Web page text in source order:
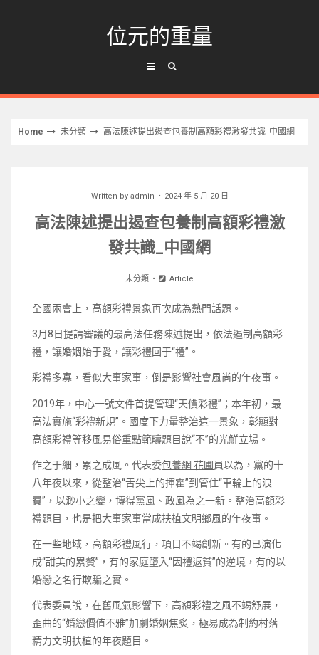
位元的重量
Home 未分類 高法陳述提出遏查包養制高額彩禮激發共識_中國網
Written by admin 2024 年 5 月 20 日
高法陳述提出遏查包養制高額彩禮激
發共識_中國網
未分類 Article
全國兩會上，高額彩禮景象再次成為熱門話題。
3月8日提請審議的最高法任務陳述提出，依法遏制高額彩
禮，讓婚姻始于愛，讓彩禮回于“禮”。
彩禮多寡，看似大事家事，倒是影響社會風尚的年夜事。
2019年，中心一號文件首提管理“天價彩禮”；本年初，最
高法實施“彩禮新規”。國度下力量整治這一景象，彰顯對
高額彩禮等移風易俗重點範疇題目說“不”的光鮮立場。
作之于細，累之成風。代表委包養網 花圃 員以為，黨的十
八年夜以來，從整治“舌尖上的揮霍”到管住“車輪上的浪
費”，以渺小之變，博得黨風、政風為之一新。整治高額彩
禮題目，也是把大事家事當成扶植文明鄉風的年夜事。
在一些地域，高額彩禮風行，項目不竭創新。有的已演化
成“甜美的累贅”，有的家庭墮入“因禮返貧”的逆境，有的以
婚戀之名行欺騙之實。
代表委員說，在舊風氣影響下，高額彩禮之風不竭舒展，
歪曲的“婚戀價值不雅”加劇婚姻焦炙，極易成為制約村落
精力文明扶植的年夜題目。